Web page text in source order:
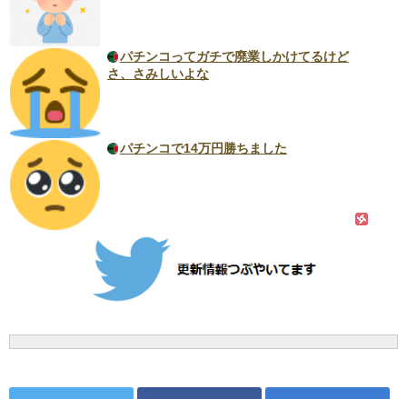
パチンコってガチで廃業しかけてるけど
さ、さみしいよな
パチンコで14万円勝ちました